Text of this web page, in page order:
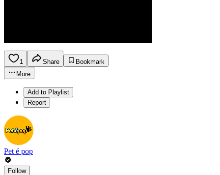
1 Share
Bookmark
More
Add to Playlist
Report
Pet é pop
Follow